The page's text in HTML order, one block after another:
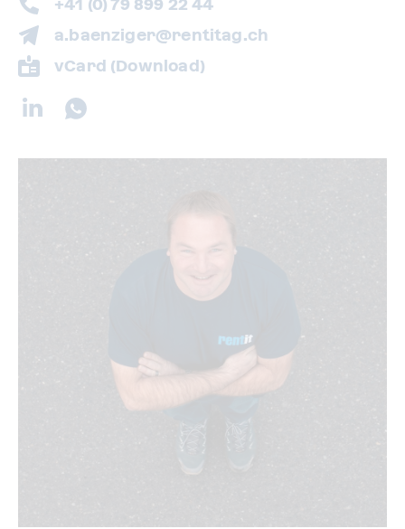
+41 (0) 79 899 22 44
a.baenziger@rentitag.ch
vCard (Download)